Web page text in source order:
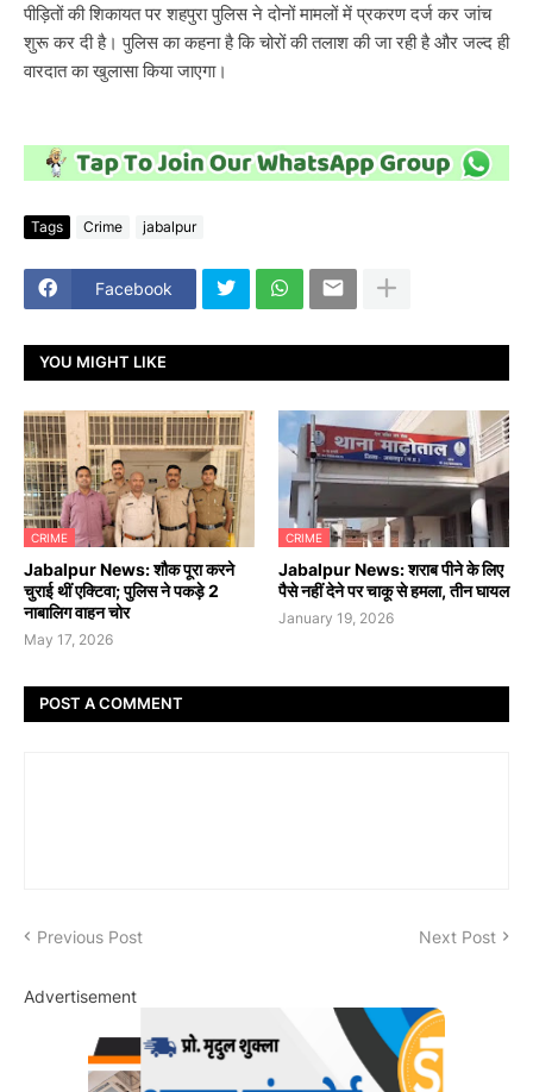
पीड़ितों की शिकायत पर शहपुरा पुलिस ने दोनों मामलों में प्रकरण दर्ज कर जांच
शुरू कर दी है। पुलिस का कहना है कि चोरों की तलाश की जा रही है और जल्द ही
वारदात का खुलासा किया जाएगा।
Tags Crime jabalpur
Facebook
YOU MIGHT LIKE
CRIME
Jabalpur News: शौक पूरा करने
चुराई थीं एक्टिवा; पुलिस ने पकड़े 2
नाबालिग वाहन चोर
May 17, 2026
CRIME
Jabalpur News: शराब पीने के लिए
पैसे नहीं देने पर चाकू से हमला, तीन घायल
January 19, 2026
POST A COMMENT
Previous Post Next Post
Advertisement